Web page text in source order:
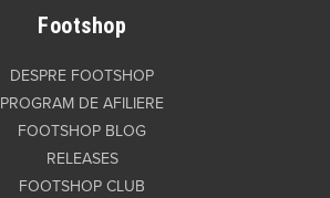
Footshop
DESPRE FOOTSHOP
PROGRAM DE AFILIERE
FOOTSHOP BLOG
RELEASES
FOOTSHOP CLUB